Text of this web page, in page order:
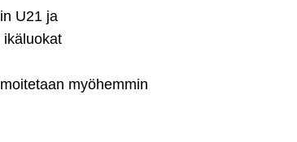
U21 ja
ikäluokat
myöhemmin